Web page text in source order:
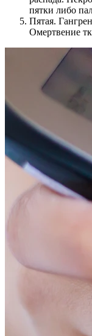
пятки либо
Пятая.
Омертвение